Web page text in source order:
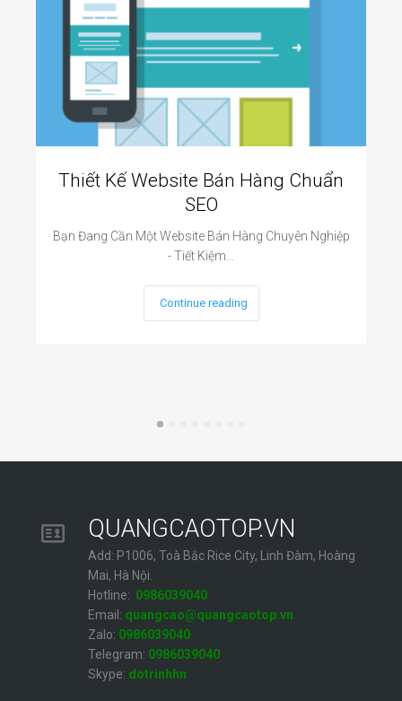
Thiết Kế Website Bán Hàng Chuẩn
SEO
Bạn Đang Cần Một Website Bán Hàng Chuyên Nghiệp
- Tiết Kiệm…
Continue reading
QUANGCAOTOP.VN
Add: P1006, Toà Bắc Rice City, Linh Đàm, Hoàng
Mai, Hà Nội.
Hotline: 0986039040
Email: quangcao@quangcaotop.vn
Zalo: 0986039040
Telegram: 0986039040
Skype: dotrinhhn